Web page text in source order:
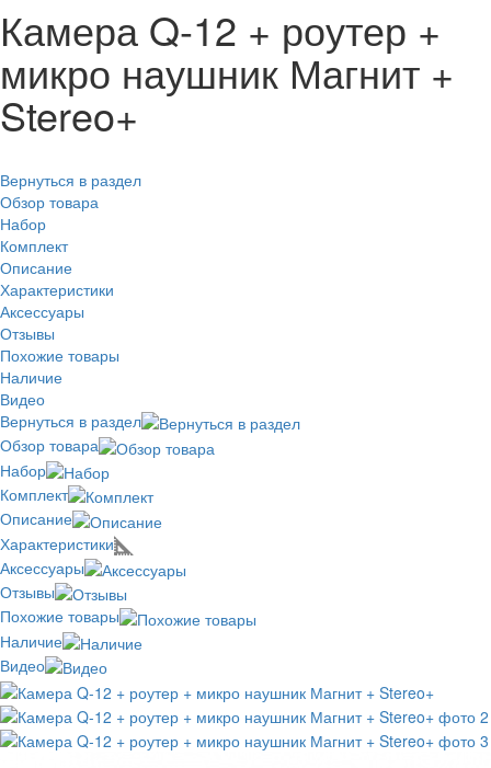
Камера Q-12 + роутер +
микро наушник Магнит +
Stereo+
Вернуться в раздел
Обзор товара
Набор
Комплект
Описание
Характеристики
Аксессуары
Отзывы
Похожие товары
Наличие
Видео
Вернуться в раздел
Обзор товара
Набор
Комплект
Описание
Характеристики
Аксессуары
Отзывы
Похожие товары
Наличие
Видео